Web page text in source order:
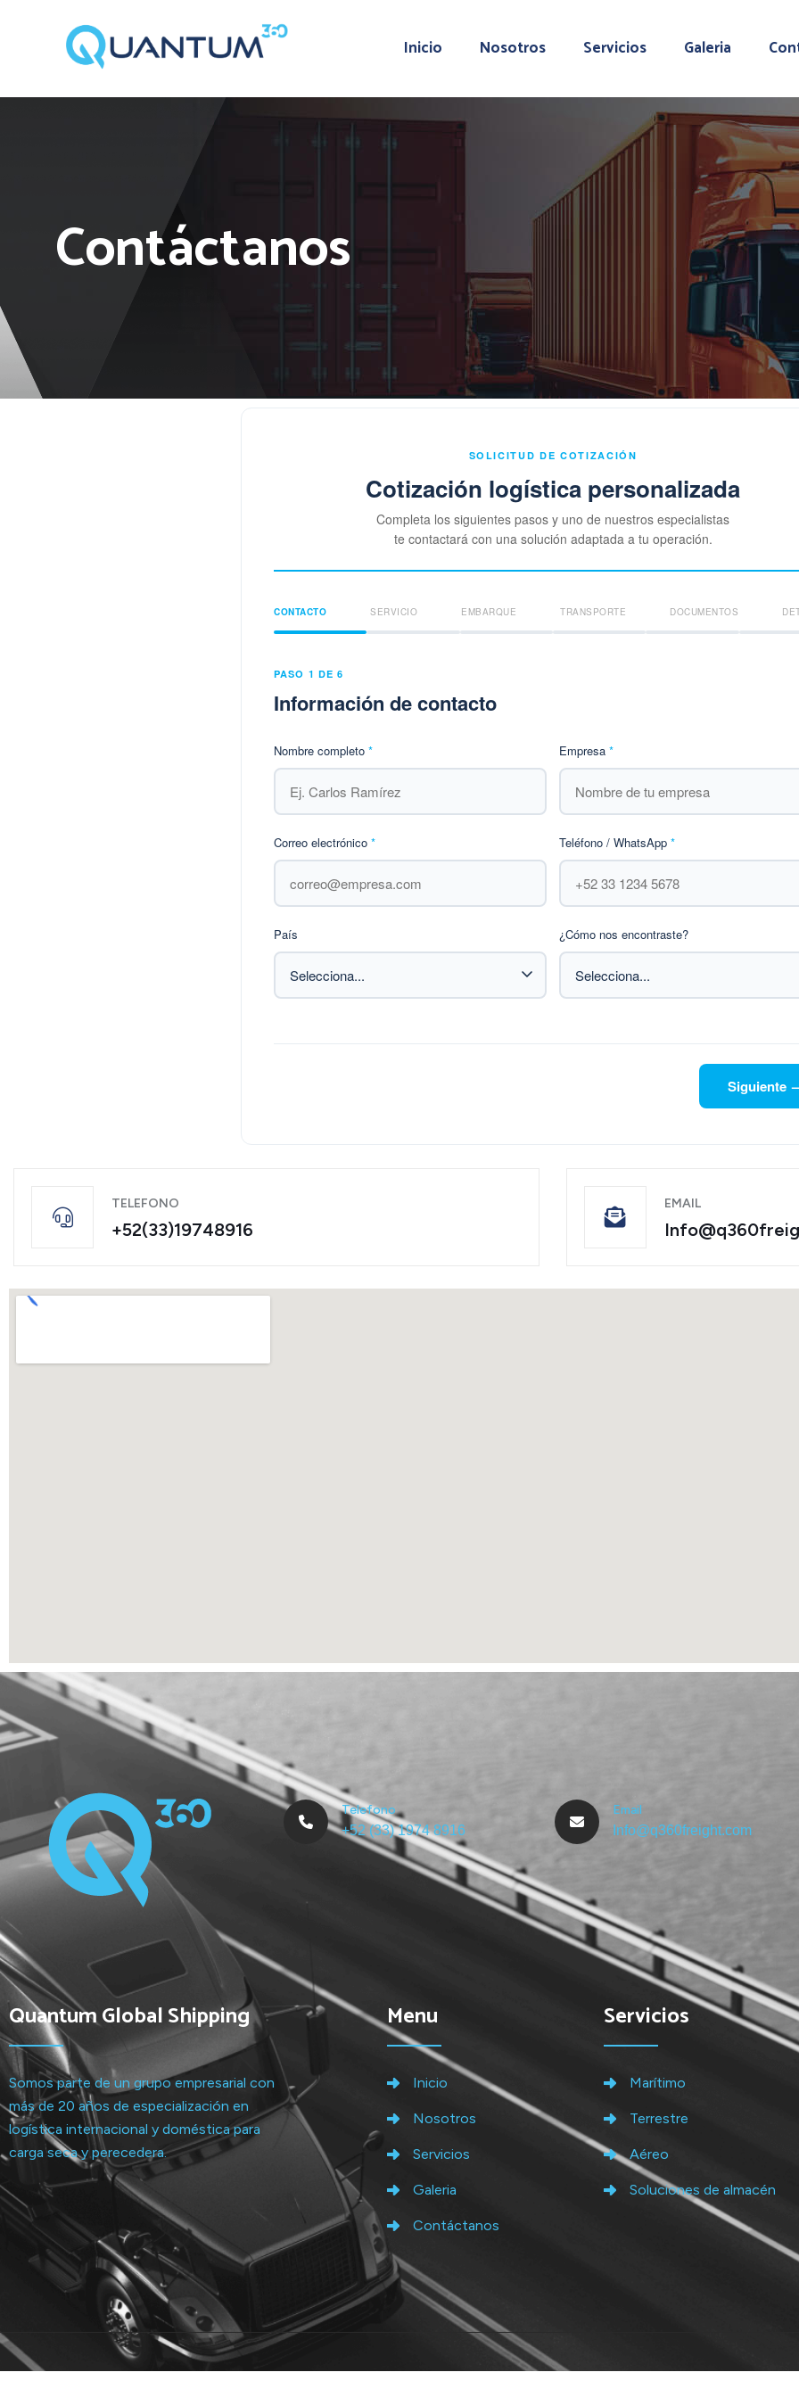
Inicio Nosotros Servicios Galeria
Contáctanos
SOLICITUD DE COTIZACIÓN
Cotización logística personalizada
Completa los siguientes pasos y uno de nuestros especialistas
te contactará con una solución adaptada a tu operación.
CONTACTO SERVICIO EMBARQUE TRANSPORTE DOCUMENTOS
PASO 1 DE 6
Información de contacto
Nombre completo * Empresa *
Correo electrónico * Teléfono / WhatsApp *
País ¿Cómo nos encontraste?
Siguiente
TELEFONO
+52(33)19748916
EMAIL
Telefono
+52 (33) 1974 8916
Email
Info@q360freight.com
Quantum Global Shipping
Somos parte de un grupo empresarial con
más de 20 años de especialización en
logística internacional y doméstica para
carga seca y perecedera.
Menu
Inicio
Nosotros
Servicios
Galeria
Contáctanos
Servicios
Marítimo
Terrestre
Aéreo
Soluciones de almacén